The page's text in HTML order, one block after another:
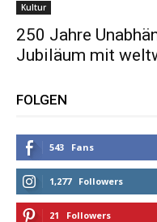
Kultur
250 Jahre
Jubiläum mit
FOLGEN
543 Fans
1,277 Followers
21 Followers